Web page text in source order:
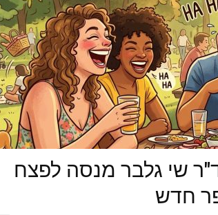
שי גלבר מנסה לפצח
חדש